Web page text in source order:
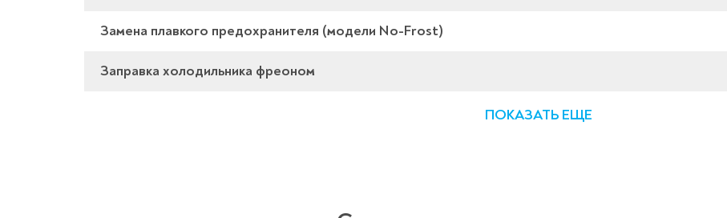
Замена плавкого предохранителя (модели No-Frost)
Заправка холодильника фреоном
ПОКАЗАТЬ ЕЩЕ